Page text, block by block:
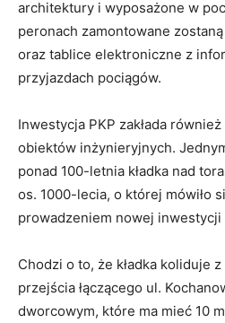
architektury i wyposażone w
peronach zamontowane
oraz tablice elektroniczne z
przyjazdach pociągów.
Inwestycja PKP zakłada
obiektów inżynieryjnych.
ponad 100-letnia kładka nad
os. 1000-lecia, o której mówiło
prowadzeniem nowej
Chodzi o to, że kładka koliduje
przejścia łączącego ul.
dworcowym, które ma mieć 10